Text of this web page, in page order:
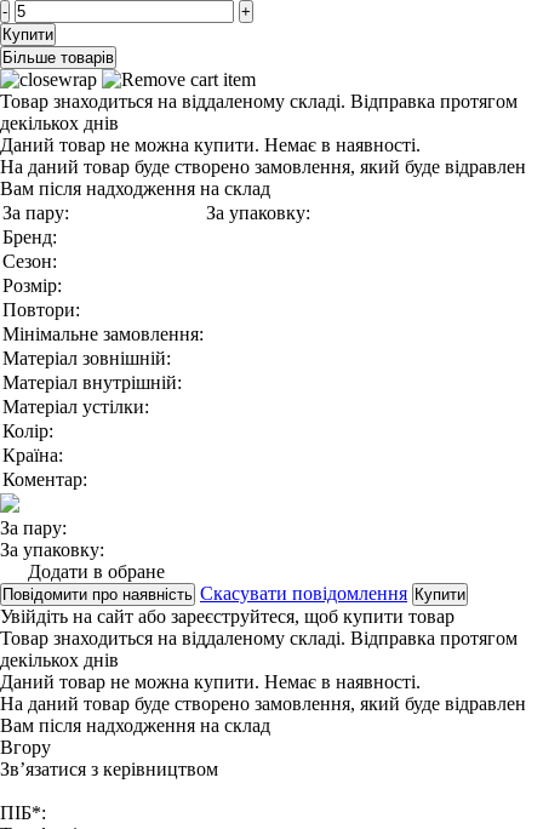
-
+
Купити
Більше товарів
Товар знаходиться на віддаленому складі. Відправка протягом
декількох днів
Даний товар не можна купити. Немає в наявності.
На даний товар буде створено замовлення, який буде відравлен
Вам після надходження на склад
За пару:
За упаковку:
Бренд:
Сезон:
Розмір:
Повтори:
Мінімальне замовлення:
Матеріал зовнішній:
Матеріал внутрішній:
Матеріал устілки:
Колір:
Країна:
Коментар:
За пару:
За упаковку:
Додати в обране
Повідомити про наявність Скасувати повідомлення Купити
Увійдіть на сайт або зареєструйтеся, щоб купити товар
Товар знаходиться на віддаленому складі. Відправка протягом
декількох днів
Даний товар не можна купити. Немає в наявності.
На даний товар буде створено замовлення, який буде відравлен
Вам після надходження на склад
Вгору
Зв’язатися з керівництвом
ПІБ*: